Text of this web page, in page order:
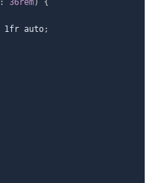
: 36rem)
{
1fr auto;